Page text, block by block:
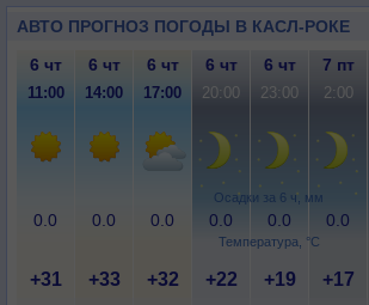
АВТО ПРОГНОЗ ПОГОДЫ В КАСЛ-РОКЕ
Осадки за 6 ч, мм
Температура, °C
6 чт 6 чт 6 чт 6 чт 6 чт 7 пт
11:00 14:00 17:00 20:00 23:00 2:00
0.0 0.0 0.0 0.0 0.0 0.0
+31 +33 +32 +22 +19 +17